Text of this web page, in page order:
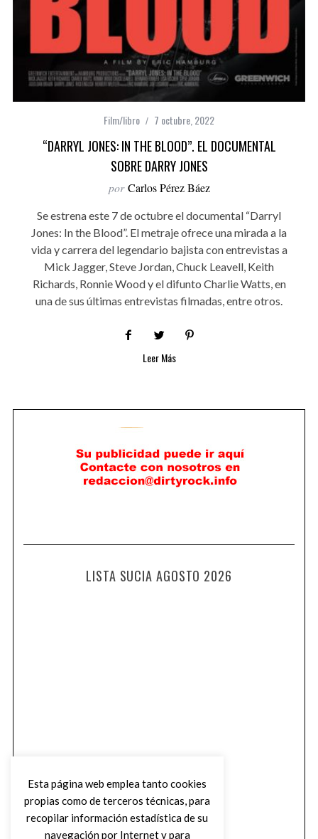
Film/libro 7 octubre, 2022
“DARRYL JONES: IN THE BLOOD”. EL DOCUMENTAL
SOBRE DARRY JONES
por Carlos Pérez Báez
Se estrena este 7 de octubre el documental “Darryl
Jones: In the Blood”. El metraje ofrece una mirada a la
vida y carrera del legendario bajista con entrevistas a
Mick Jagger, Steve Jordan, Chuck Leavell, Keith
Richards, Ronnie Wood y el difunto Charlie Watts, en
una de sus últimas entrevistas filmadas, entre otros.
Leer Más
LISTA SUCIA AGOSTO 2026
Esta página web emplea tanto cookies
propias como de terceros técnicas, para
recopilar información estadística de su
navegación por Internet y para